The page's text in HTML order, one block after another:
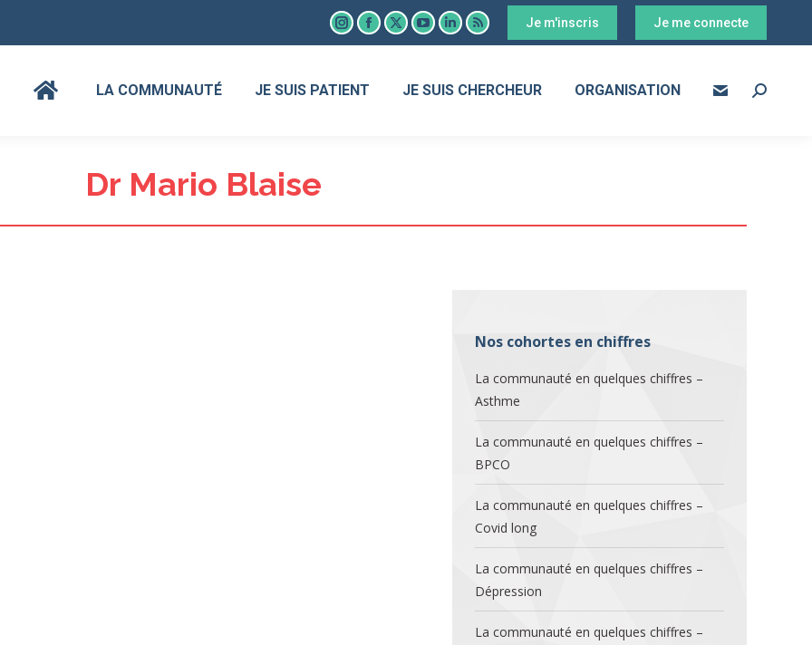
Instagram
opens
Facebook
opens
X
opens
YouTube
opens
LinkedIn
opens
RSS
opens
Je m'inscris Je me connecte
LA COMMUNAUTÉ JE SUIS PATIENT JE SUIS CHERCHEUR ORGANISATION Search:
Dr Mario Blaise
Nos cohortes en chiffres
La communauté en quelques chiffres –
Asthme
La communauté en quelques chiffres –
BPCO
La communauté en quelques chiffres –
Covid long
La communauté en quelques chiffres –
Dépression
La communauté en quelques chiffres –